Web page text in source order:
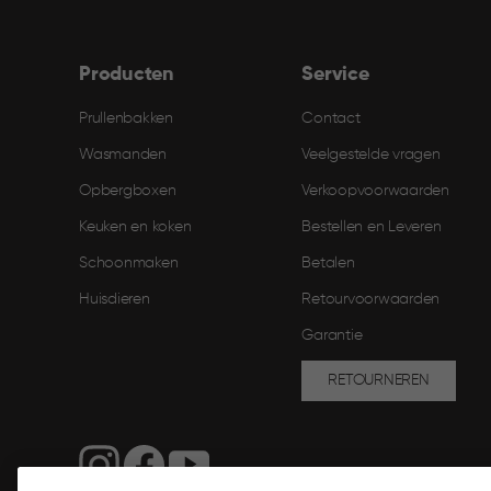
Producten
Prullenbakken
Wasmanden
Opbergboxen
Keuken en koken
Schoonmaken
Huisdieren
Service
Contact
Veelgestelde vragen
Verkoopvoorwaarden
Bestellen en Leveren​
Betalen
Retourvoorwaarden
Garantie
RETOURNEREN